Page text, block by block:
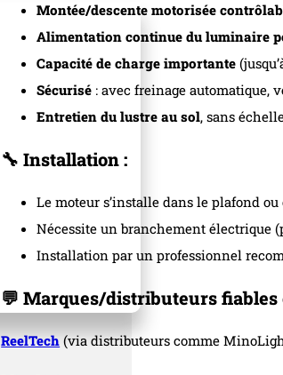
Montée/descente motorisée
Alimentation continue du luminaire
Capacité de charge importante
Sécurisé : avec freinage automatique,
Entretien du lustre au sol, sans
🔧 Installation :
Le moteur s’installe dans le plafond
Nécessite un branchement électrique
Installation par un professionnel
💬 Marques/distributeurs fiables
ReelTech (via distributeurs comme